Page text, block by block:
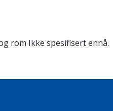
rom Ikke spesifisert ennå.